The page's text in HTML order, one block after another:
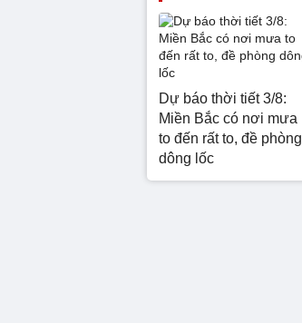
Dự báo thời tiết 3/8:
Miền Bắc có nơi mưa
to đến rất to, đề phòng
dông lốc